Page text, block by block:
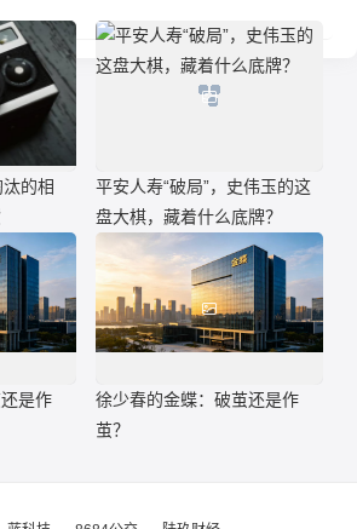
的相
平安人寿“破局”，史伟玉的这
盘大棋，藏着什么底牌？
是作
徐少春的金蝶：破茧还是作
茧？